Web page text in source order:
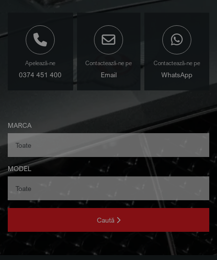
Apelează-ne
0374 451 400
Contactează-ne pe
Email
Contactează-ne pe
WhatsApp
MARCA
MODEL
Caută